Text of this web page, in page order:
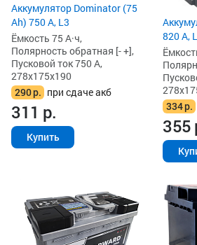
Аккумулятор Dominator (75
Ah) 750 А, L3
Ёмкость 75 А·ч,
Полярность обратная [- +],
Пусковой ток 750 А,
278x175x190
290р. при сдаче акб
311 р.
Купить
820 А,
334р.
355